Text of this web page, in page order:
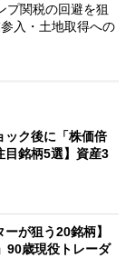
関税の回避を狙
入・土地取得への
ック後に「株価倍
目銘柄5選】資産3
ーが狙う20銘柄】
90歳現役トレーダ